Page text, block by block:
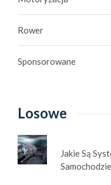
Rower
Sponsorowane
Losowe
Jakie Są